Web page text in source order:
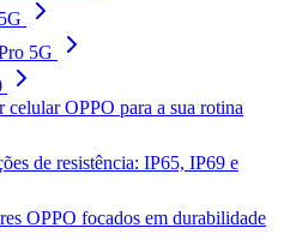
5G
OPPO para a sua rotina
de resistência: IP65, IP69 e
OPPO focados em durabilidade